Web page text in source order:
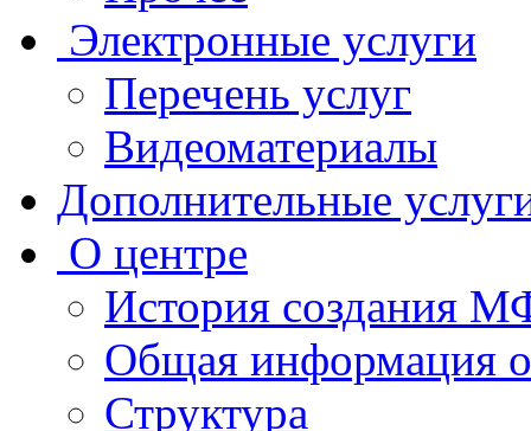
Электронные услуги
Перечень услуг
Видеоматериалы
Дополнительные
О центре
История создания
Общая
Структура